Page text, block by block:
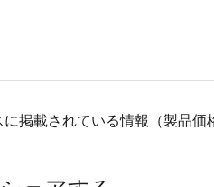
掲載されている情報（製品